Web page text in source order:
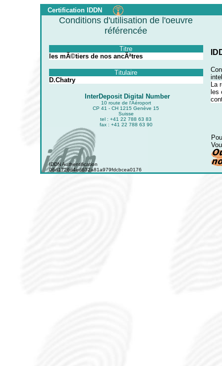
Certification IDDN
Conditions d'utilisation de l'oeuvre
référencée
Titre
les mÃ©tiers de nos ancÃªtres
Titulaire
D.Chatry
InterDeposit Digital Number
10 route de l'Aéroport
CP 41 - CH 1215 Genève 15
Suisse
tel : +41 22 788 63 83
fax : +41 22 788 63 90
La
les
IDDN Authentification
06d1726d4ed632a81a979fdcbcea0176